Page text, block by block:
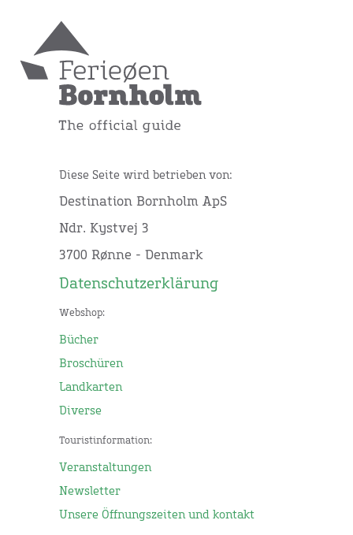
Diese Seite wird betrieben von:
Destination Bornholm ApS
Ndr. Kystvej 3
3700 Rønne - Denmark
Datenschutzerklärung
Webshop:
Bücher
Broschüren
Landkarten
Diverse
Touristinformation:
Veranstaltungen
Newsletter
Unsere Öffnungszeiten und kontakt